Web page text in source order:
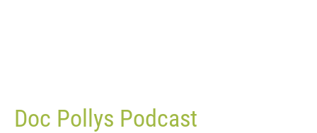
Doc Pollys Podcast